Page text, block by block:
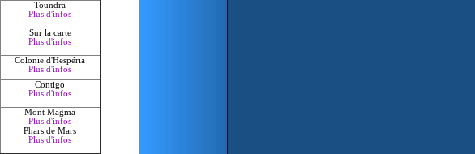
Toundra
Plus d'infos
Sur la carte
Plus d'infos
Colonie d'Hespéria
Plus d'infos
Contigo
Plus d'infos
Mont Magma
Plus d'infos
Phars de Mars
Plus d'infos